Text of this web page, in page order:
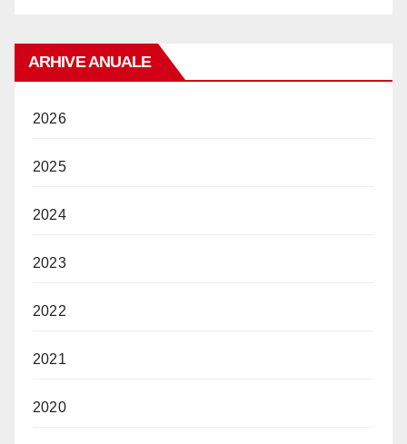
ARHIVE ANUALE
2026
2025
2024
2023
2022
2021
2020